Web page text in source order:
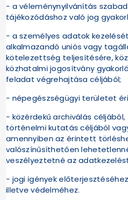
- a véleménynyilvánítás
tájékozódáshoz való jog
- a személyes adatok
alkalmazandó uniós vagy
kötelezettség teljesítésére,
közhatalmi jogosítvány
feladat végrehajtása céljából;
- népegészségügyi területet
- közérdekű archiválás
történelmi kutatás céljából
amennyiben az érintett
valószínűsíthetően
veszélyeztetné az
- jogi igények
illetve védelméhez.